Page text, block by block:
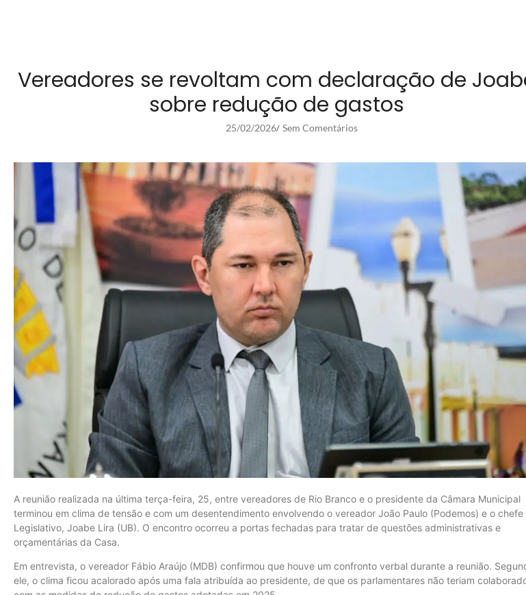
Vereadores se revoltam com declaração de
sobre redução de gastos
25/02/2026/ Sem Comentários
A reunião realizada na última terça-feira, 25, entre vereadores de Rio Branco e o presidente da Câmara Municipal
terminou em clima de tensão e com um desentendimento envolvendo o vereador João Paulo (Podemos) e o chefe
Legislativo, Joabe Lira (UB). O encontro ocorreu a portas fechadas para tratar de questões administrativas e
orçamentárias da Casa.
Em entrevista, o vereador Fábio Araújo (MDB) confirmou que houve um confronto verbal durante a reunião.
ele, o clima ficou acalorado após uma fala atribuída ao presidente, de que os parlamentares não teriam